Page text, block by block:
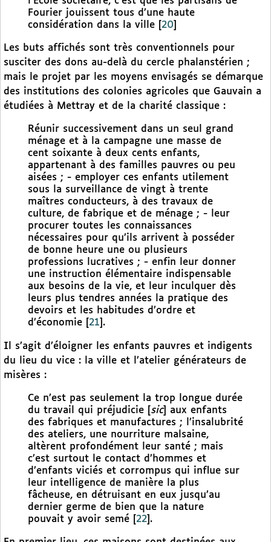
Fourier jouissent tous d’une haute
considération dans la ville
20
Les buts affichés sont très conventionnels pour
susciter des dons au-delà du cercle phalanstérien ;
mais le projet par les moyens envisagés se démarque
des institutions des colonies agricoles que Gauvain a
étudiées à Mettray et de la charité classique :
Réunir successivement dans un seul grand
ménage et à la campagne une masse de
cent soixante à deux cents enfants,
appartenant à des familles pauvres ou peu
aisées ; - employer ces enfants utilement
sous la surveillance de vingt à trente
maîtres conducteurs, à des travaux de
culture, de fabrique et de ménage ; - leur
procurer toutes les connaissances
nécessaires pour qu’ils arrivent à posséder
de bonne heure une ou plusieurs
professions lucratives ; - enfin leur donner
une instruction élémentaire indispensable
aux besoins de la vie, et leur inculquer dès
leurs plus tendres années la pratique des
devoirs et les habitudes d’ordre et
d’économie
21 .
Il s’agit d’éloigner les enfants pauvres et indigents
du lieu du vice : la ville et l’atelier générateurs de
misères :
Ce n’est pas seulement la trop longue durée
du travail qui préjudicie [ sic] aux enfants
des fabriques et manufactures ; l’insalubrité
des ateliers, une nourriture malsaine,
altèrent profondément leur santé ; mais
c’est surtout le contact d’hommes et
d’enfants viciés et corrompus qui influe sur
leur intelligence de manière la plus
fâcheuse, en détruisant en eux jusqu’au
dernier germe de bien que la nature
pouvait y avoir semé
22 .